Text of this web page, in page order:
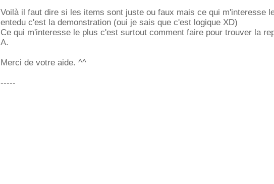
Voilà il faut dire si les items sont juste ou faux mais ce qui m'interesse
entedu c'est la demonstration (oui je sais que c'est logique XD)
Ce qui m'interesse le plus c'est surtout comment faire pour trouver la
A.
Merci de votre aide. ^^
-----